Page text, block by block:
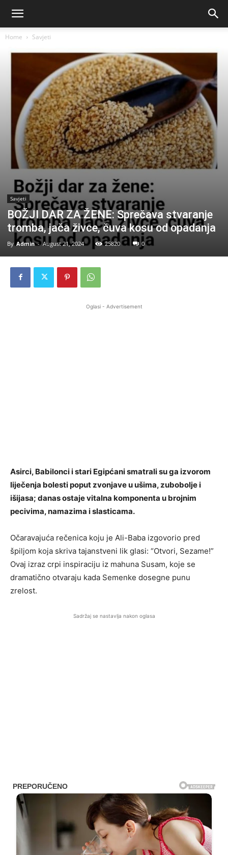
Home Savjeti
Savjeti
BOŽJI DAR ZA ŽENE: Sprečava stvaranje
tromba, jača živce, čuva kosu od opadanja
By Admin - August 21, 2024 25820 0
Oglasi - Advertisement
Asirci, Babilonci i stari Egipćani smatrali su ga izvorom
liječenja bolesti poput zvonjave u ušima, zubobolje i
išijasa; danas ostaje vitalna komponenta u brojnim
pecivima, namazima i slasticama.
Očaravajuća rečenica koju je Ali-Baba izgovorio pred
špiljom koja skriva tajanstveni lik glasi: “Otvori, Sezame!”
Ovaj izraz crpi inspiraciju iz mahuna Susam, koje se
dramatično otvaraju kada Semenke dosegne punu
zrelost.
Sadržaj se nastavlja nakon oglasa